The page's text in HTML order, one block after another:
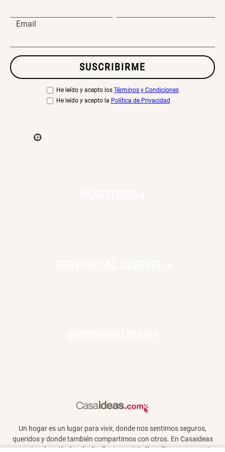
Email
SUSCRIBIRME
He leído y acepto los Términos y Condiciones
He leído y acepto la Política de Privacidad
Un hogar es un lugar para vivir, donde nos sentimos seguros,
queridos y donde también compartimos con otros. En Casaideas
encontrarás artículos de diseño, para vivir día a día en un espacio